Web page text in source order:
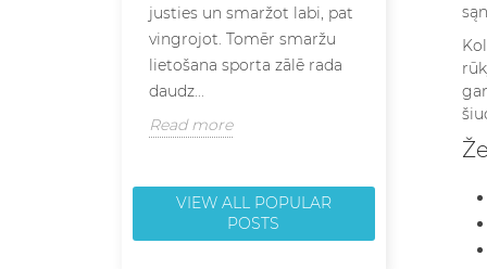
justies un smaržot labi, pat
vingrojot. Tomēr smaržu
lietošana sporta zālē rada
daudz...
Read more
apstākļi ir
kas tieši
iecienītāko
kvalitāti,
Read more
VIEW ALL POPULAR
POSTS